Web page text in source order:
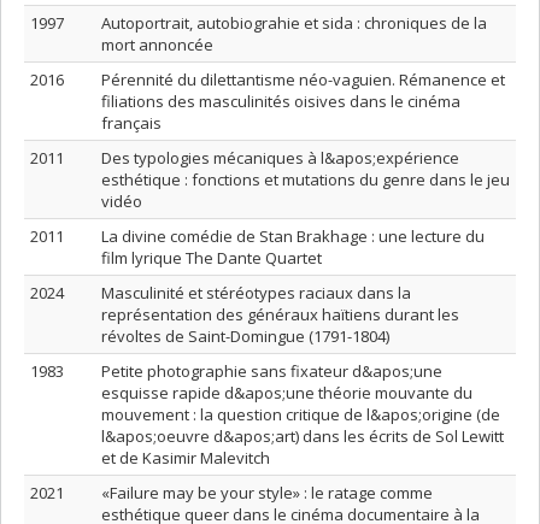
1997
Autoportrait, autobiograhie et sida : chroniques de la
mort annoncée
2016
Pérennité du dilettantisme néo-vaguien. Rémanence et
filiations des masculinités oisives dans le cinéma
français
2011
Des typologies mécaniques à l&apos;expérience
esthétique : fonctions et mutations du genre dans le jeu
vidéo
2011
La divine comédie de Stan Brakhage : une lecture du
film lyrique The Dante Quartet
2024
Masculinité et stéréotypes raciaux dans la
représentation des généraux haïtiens durant les
révoltes de Saint-Domingue (1791-1804)
1983
Petite photographie sans fixateur d&apos;une
esquisse rapide d&apos;une théorie mouvante du
mouvement : la question critique de l&apos;origine (de
l&apos;oeuvre d&apos;art) dans les écrits de Sol Lewitt
et de Kasimir Malevitch
2021
«Failure may be your style» : le ratage comme
esthétique queer dans le cinéma documentaire à la